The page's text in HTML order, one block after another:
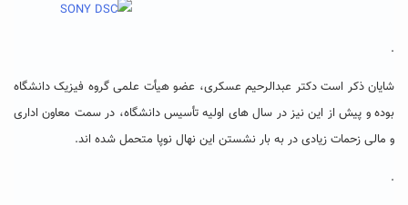
.
شایان ذکر است دکتر عبدالرحیم عسکری، عضو هیأت علمی گروه فیزیک دانشگاه
بوده و پیش از این نیز در سال های اولیه تأسیس دانشگاه، در سمت معاون اداری
و مالی زحمات زیادی در به بار نشستن این نهال نوپا متحمل شده اند.
.